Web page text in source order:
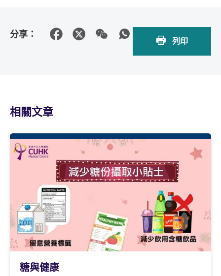
分享：
列印
相關文章
糖與健康